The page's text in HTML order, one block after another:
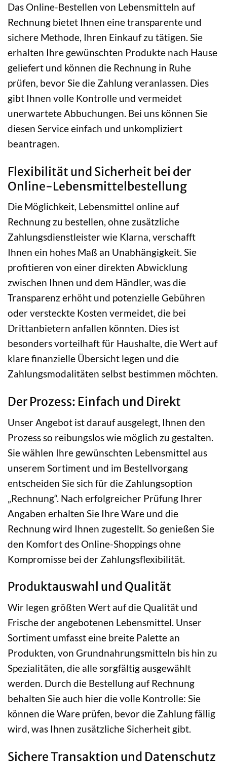
Das Online-Bestellen von Lebensmitteln auf
Rechnung bietet Ihnen eine transparente und
sichere Methode, Ihren Einkauf zu tätigen. Sie
erhalten Ihre gewünschten Produkte nach Hause
geliefert und können die Rechnung in Ruhe
prüfen, bevor Sie die Zahlung veranlassen. Dies
gibt Ihnen volle Kontrolle und vermeidet
unerwartete Abbuchungen. Bei uns können Sie
diesen Service einfach und unkompliziert
beantragen.
Flexibilität und Sicherheit bei der
Online-Lebensmittelbestellung
Die Möglichkeit, Lebensmittel online auf
Rechnung zu bestellen, ohne zusätzliche
Zahlungsdienstleister wie Klarna, verschafft
Ihnen ein hohes Maß an Unabhängigkeit. Sie
profitieren von einer direkten Abwicklung
zwischen Ihnen und dem Händler, was die
Transparenz erhöht und potenzielle Gebühren
oder versteckte Kosten vermeidet, die bei
Drittanbietern anfallen könnten. Dies ist
besonders vorteilhaft für Haushalte, die Wert auf
klare finanzielle Übersicht legen und die
Zahlungsmodalitäten selbst bestimmen möchten.
Der Prozess: Einfach und Direkt
Unser Angebot ist darauf ausgelegt, Ihnen den
Prozess so reibungslos wie möglich zu gestalten.
Sie wählen Ihre gewünschten Lebensmittel aus
unserem Sortiment und im Bestellvorgang
entscheiden Sie sich für die Zahlungsoption
„Rechnung“. Nach erfolgreicher Prüfung Ihrer
Angaben erhalten Sie Ihre Ware und die
Rechnung wird Ihnen zugestellt. So genießen Sie
den Komfort des Online-Shoppings ohne
Kompromisse bei der Zahlungsflexibilität.
Produktauswahl und Qualität
Wir legen größten Wert auf die Qualität und
Frische der angebotenen Lebensmittel. Unser
Sortiment umfasst eine breite Palette an
Produkten, von Grundnahrungsmitteln bis hin zu
Spezialitäten, die alle sorgfältig ausgewählt
werden. Durch die Bestellung auf Rechnung
behalten Sie auch hier die volle Kontrolle: Sie
können die Ware prüfen, bevor die Zahlung fällig
wird, was Ihnen zusätzliche Sicherheit gibt.
Sichere Transaktion und Datenschutz